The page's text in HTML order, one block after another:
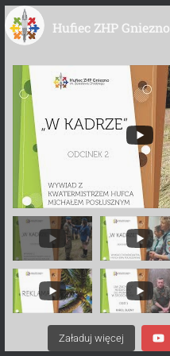
Hufiec ZHP Gniezno
Załaduj więcej